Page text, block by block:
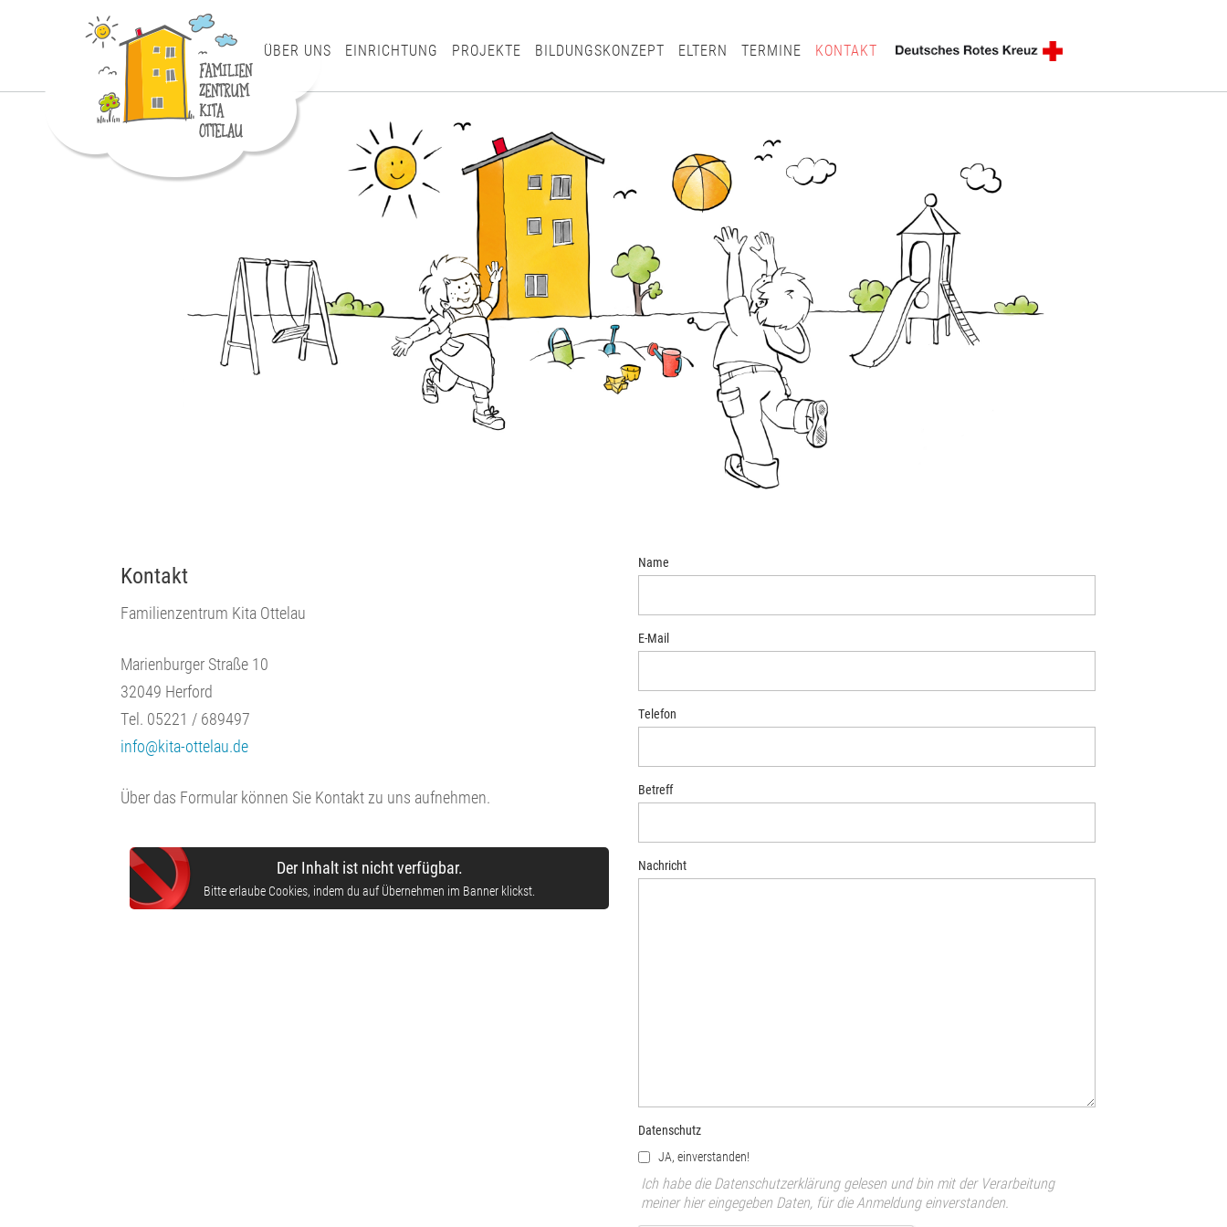
ÜBER UNS EINRICHTUNG PROJEKTE BILDUNGSKONZEPT ELTERN TERMINE KONTAKT
Kontakt
Familienzentrum Kita Ottelau
Marienburger Straße 10
32049 Herford
Tel. 05221 / 689497
info@kita-ottelau.de
Über das Formular können Sie Kontakt zu uns aufnehmen.
Der Inhalt ist nicht verfügbar.
Bitte erlaube Cookies, indem du auf Übernehmen im Banner klickst.
Name
E-Mail
Telefon
Betreff
Nachricht
Datenschutz
JA, einverstanden!
Ich habe die Datenschutzerklärung gelesen und bin mit der Verarbeitung
meiner hier eingegeben Daten, für die Anmeldung einverstanden.